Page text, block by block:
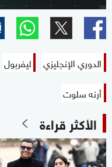
الدوري الإنجليزي ليفربول
أرنه سلوت
الأكثر قراءة